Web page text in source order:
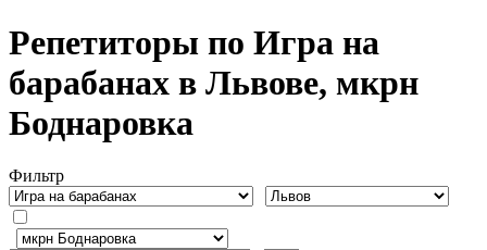
Репетиторы по Игра на
барабанах в Львове, мкрн
Боднаровка
Фильтр